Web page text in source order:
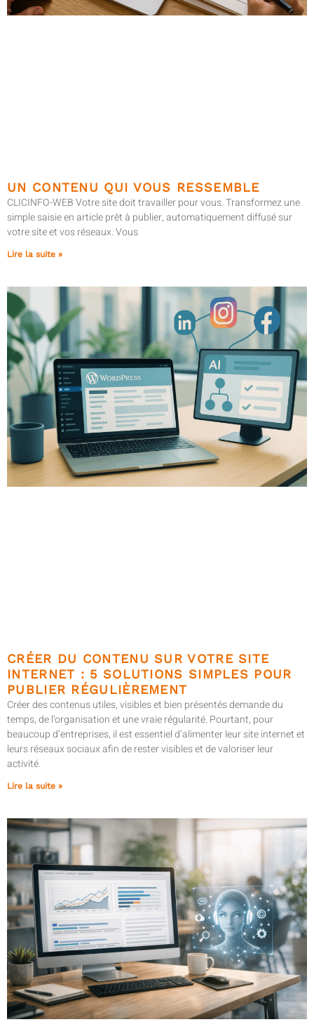
UN CONTENU QUI VOUS RESSEMBLE
CLICINFO-WEB Votre site doit travailler pour vous. Transformez une
simple saisie en article prêt à publier, automatiquement diffusé sur
votre site et vos réseaux. Vous
Lire la suite »
CRÉER DU CONTENU SUR VOTRE SITE
INTERNET : 5 SOLUTIONS SIMPLES POUR
PUBLIER RÉGULIÈREMENT
Créer des contenus utiles, visibles et bien présentés demande du
temps, de l’organisation et une vraie régularité. Pourtant, pour
beaucoup d’entreprises, il est essentiel d’alimenter leur site internet et
leurs réseaux sociaux afin de rester visibles et de valoriser leur
activité.
Lire la suite »